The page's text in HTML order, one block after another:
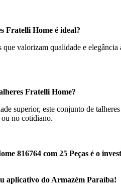
Fratelli Home é ideal?
valorizam qualidade e
Fratelli Home?
superior, este conjunto de
ou no cotidiano.
816764 com 25 Peças é o
aplicativo do Armazém Paraíba!